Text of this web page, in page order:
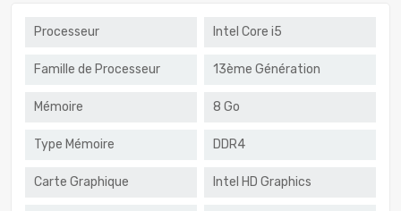
Processeur Intel Core i5
Famille de Processeur 13ème Génération
Mémoire 8 Go
Type Mémoire DDR4
Carte Graphique Intel HD Graphics